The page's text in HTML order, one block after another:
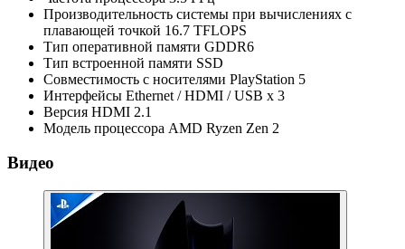
Производительность системы при вычислениях с
плавающей точкой 16.7 TFLOPS
Тип оперативной памяти GDDR6
Тип встроенной памяти SSD
Совместимость с носителями PlayStation 5
Интерфейсы Ethernet / HDMI / USB x 3
Версия HDMI 2.1
Модель процессора AMD Ryzen Zen 2
Видео